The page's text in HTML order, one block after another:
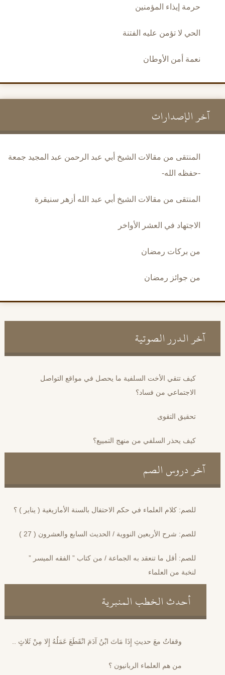
حرمة إيذاء المؤمنين
الحي لا تؤمن عليه الفتنة
نعمة أمن الأوطان
آخر الإصدارات
المنتقى من مقالات الشيخ أبي عبد الرحمن عبد المجيد جمعة
-حفظه الله-
المنتقى من مقالات الشيخ أبي عبد الله أزهر سنيقرة
الاجتهاد في العشر الأواخر
من بركات رمضان
من جوائز رمضان
آخر الدرر الصوتية
كيف تتقي الأخت السلفية ما يحصل في مواقع التواصل
الاجتماعي من فساد؟
تحقيق التقوى
كيف يحذر السلفي من منهج التمييع؟
آخر دروس الصم
للصم: كلام العلماء في حكم الاحتفال بالسنة الأمازيغية ( يناير ) ؟
للصم: شرح الأربعين النووية / الحديث السابع والعشرون ( 27 )
للصم: أقل ما تنعقد به الجماعة / من كتاب ” الفقه الميسر ”
لنخبة من العلماء
أحدث الخطب المنبرية
وقفاتٌ معَ حديثِ إِذَا مَاتَ ابْنُ آدَمَ انْقَطَعَ عَمَلُهُ إِلا مِنْ ثَلاثٍ ..
من هم العلماء الربانيون ؟